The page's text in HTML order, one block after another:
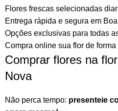
Flores frescas selecionadas
Entrega rápida e segura em
Opções exclusivas para todas
Compra online sua flor de forma
Comprar flores na
Nova
Não perca tempo: presenteie